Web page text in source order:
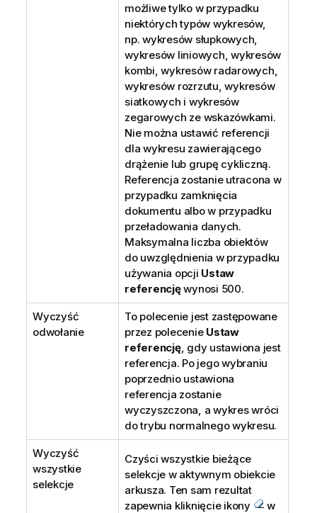
możliwe tylko w przypadku
niektórych typów wykresów,
np. wykresów słupkowych,
wykresów liniowych, wykresów
kombi, wykresów radarowych,
wykresów rozrzutu, wykresów
siatkowych i wykresów
zegarowych ze wskazówkami.
Nie można ustawić referencji
dla wykresu zawierającego
drążenie lub grupę cykliczną.
Referencja zostanie utracona w
przypadku zamknięcia
dokumentu albo w przypadku
przeładowania danych.
Maksymalna liczba obiektów
do uwzględnienia w przypadku
używania opcji Ustaw
referencjęwynosi 500.
Wyczyść
odwołanie
To polecenie jest zastępowane
przez polecenie Ustaw
referencję, gdy ustawiona jest
referencja. Po jego wybraniu
poprzednio ustawiona
referencja zostanie
wyczyszczona, a wykres wróci
do trybu normalnego wykresu.
Wyczyść
wszystkie
selekcje
Czyści wszystkie bieżące
selekcje w aktywnym obiekcie
arkusza. Ten sam rezultat
zapewnia kliknięcie ikony
w